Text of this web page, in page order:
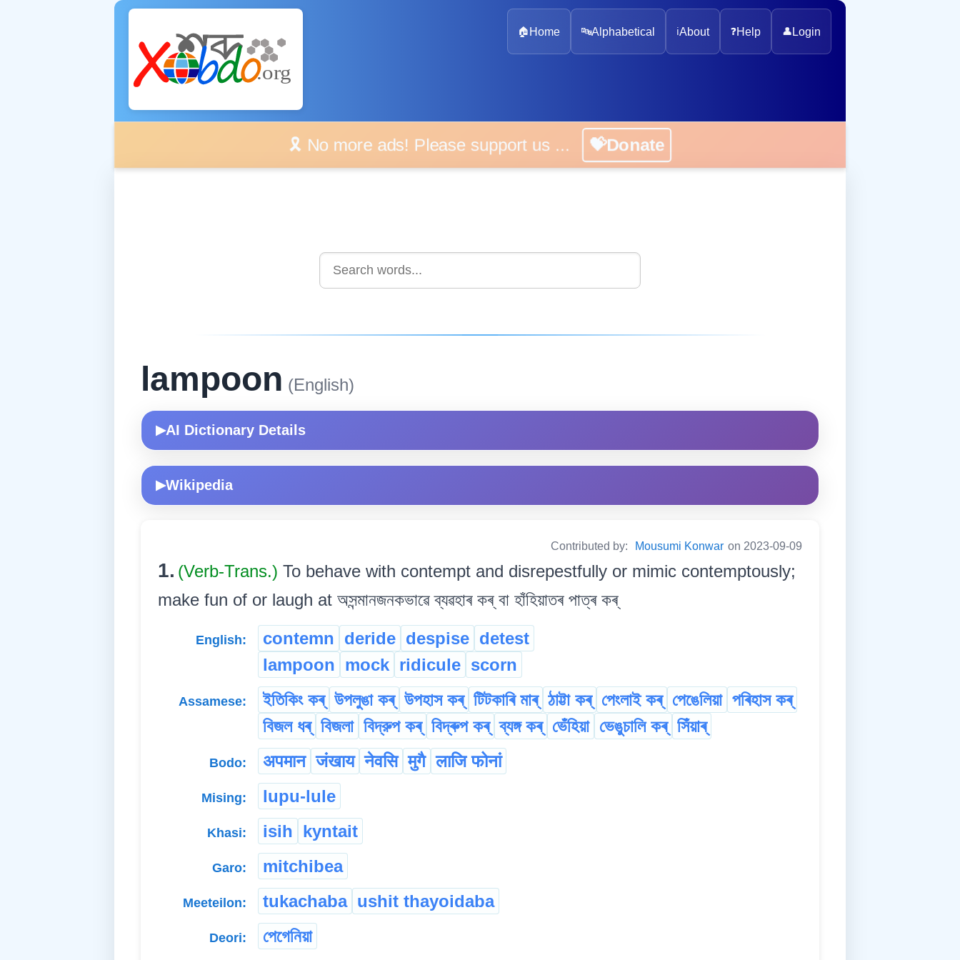
🏠 Home 🔤Alphabetical ℹ️About ❓Help 👤 Login
🎗️ No more ads! Please support us ... 💝Donate
lampoon (English)
▶AI Dictionary Details
▶Wikipedia
Contributed by: Mousumi Konwar on 2023-09-09
1. (Verb-Trans.) To behave with contempt and disrepestfully or mimic contemptously;
make fun of or laugh at অসন্মানজনকভাৱে ব্যৱহাৰ কৰ্ বা হাঁহিয়াতৰ পাত্ৰ কৰ্
English: contemn deride despise detest
lampoon mock ridicule scorn
Assamese: ইতিকিং কৰ্ উপলুঙা কৰ্ উপহাস কৰ্ টিটকাৰি মাৰ্ ঠাট্টা কৰ্ পেংলাই কৰ্ পেঙেলিয়া পৰিহাস কৰ্
বিজল ধৰ্ বিজলা বিদ্রুপ কৰ্ বিদ্ৰুপ কৰ্ ব্যঙ্গ কৰ্ ভেঁহিয়া ভেঙুচালি কৰ্ সিঁয়াৰ্
Bodo: अपमान जंखाय नेवसि मुगै लाजि फोनां
Mising: lupu-lule
Khasi: isih kyntait
Garo: mitchibea
Meeteilon: tukachaba ushit thayoidaba
Deori: পেগেনিয়া